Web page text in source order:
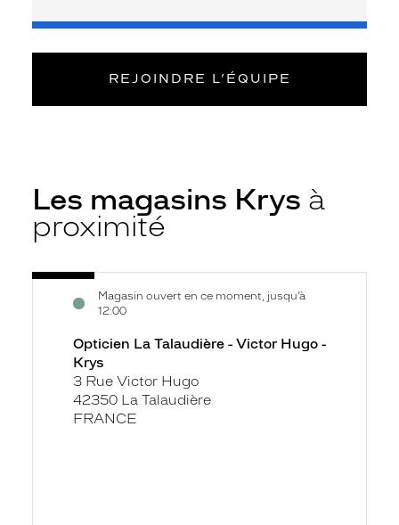
REJOINDRE L’ÉQUIPE
Les magasins Krys à
proximité
Opticien
Victor
Hugo
Magasin ouvert en ce moment, jusqu’à
12:00
Voir
Opticien La Talaudière - Victor Hugo -
Krys
3 Rue Victor Hugo
42350 La Talaudière
FRANCE